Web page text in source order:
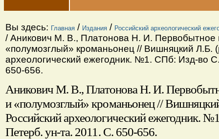
навигации
Вы здесь: Главная / Издания / Российский археологический
/Аникович М. В., Платонова Н. И. Первобытное
«полумозглый» кроманьонец // Вишняцкий Л.Б.
археологический ежегодник. №1. СПб: Изд-во
650-656.
Аникович М. В., Платонова Н. И.
и «полумозглый» кроманьонец //
Российский археологический ежегодник.
Петерб. ун-та. 2011. С. 650-656.